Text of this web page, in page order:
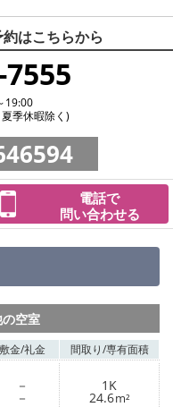
約はこちらから
19:00
季休暇除く)
電話で
問い合わせる
空室
敷金/礼金 間取り/専有面積
－
－
1K
24.6m²